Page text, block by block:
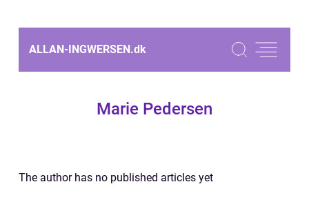
ALLAN-INGWERSEN.dk
Marie Pedersen
The author has no published articles yet